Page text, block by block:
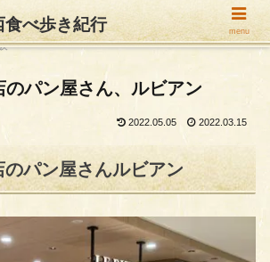
のパン屋さん、ルビアン
2022.05.05 2022.03.15
のパン屋さんルビアン
食べ歩き紀行 menu